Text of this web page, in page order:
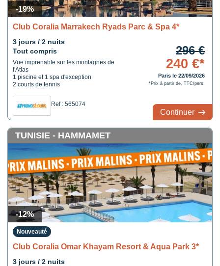
-19%
Club Coralia Marrakech Ryads Parc & Spa 4*
3 jours / 2 nuits
Tout compris
Vue imprenable sur les montagnes de
l'Atlas
1 piscine et 1 spa d'exception
2 courts de tennis
Ref : 565074
296 €
240 €*
Paris le 22/09/2026
*Prix à partir de, TTC/pers.
Continuer
-12%
TUNISIE - HAMMAMET
Nouveauté
Club Coralia Omar Khayam Resort & Aqua Park 3*
3 jours / 2 nuits